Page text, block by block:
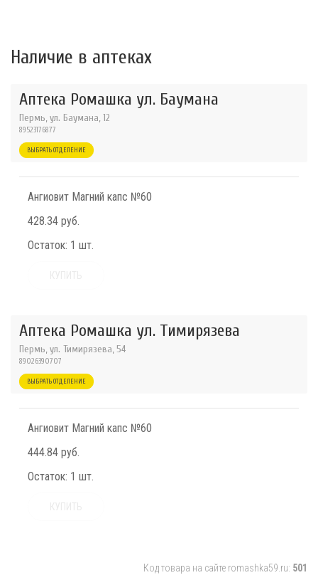
Наличие в аптеках
Аптека Ромашка ул. Баумана
Пермь, ул. Баумана, 12
89523176877
ВЫБРАТЬ ОТДЕЛЕНИЕ
Ангиовит Магний капс №60
428.34 руб.
Остаток: 1 шт.
Аптека Ромашка ул. Тимирязева
Пермь, ул. Тимирязева, 54
89026390707
ВЫБРАТЬ ОТДЕЛЕНИЕ
Ангиовит Магний капс №60
444.84 руб.
Остаток: 1 шт.
Код товара на сайте romashka59.ru: 501